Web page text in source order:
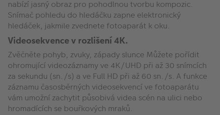
nabízí jasný obraz pro pohodlnou tvorbu kompozic.
Snímač pohledu do hledáčku zapne elektronický
hledáček, jakmile zvednete fotoaparát k oku.
Videosekvence v rozlišení 4K.
Zvěčněte pohyb, zvuky, západy slunce Můžete pořídit
ohromující videozáznamy ve 4K/UHD při až 30 snímcích
za sekundu (sn./s) a ve Full HD při až 60 sn./s. A funkce
záznamu časosběrných videosekvencí ve fotoaparátu
vám umožní zachytit působivá videa scén na ulici nebo
hromadících se bouřkových mraků.